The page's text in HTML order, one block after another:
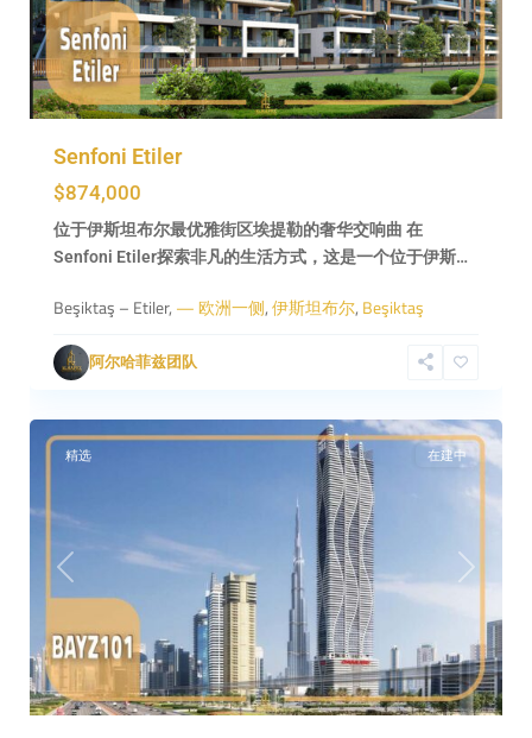
Senfoni Etiler
$874,000
位于伊斯坦布尔最优雅街区埃提勒的奢华交响曲 在
Senfoni Etiler探索非凡的生活方式，这是一个位于伊斯…
Beşiktaş – Etiler,— 欧洲一侧,伊斯坦布尔,Beşiktaş
阿尔哈菲兹团队
迪
Previous Next
精选 在建中